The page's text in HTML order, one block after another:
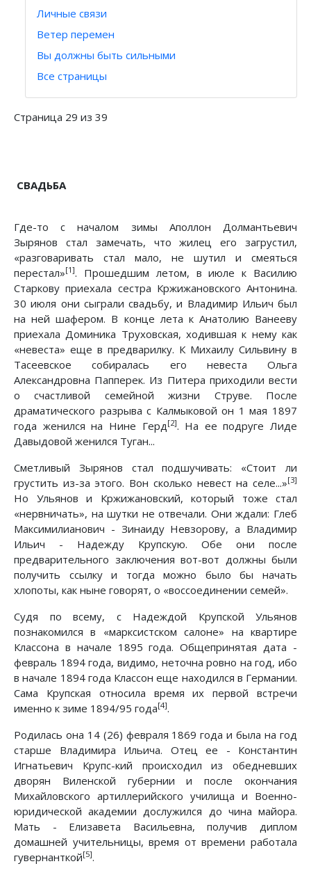
Личные связи
Ветер перемен
Вы должны быть сильными
Все страницы
Страница 29 из 39
СВАДЬБА
Где-то с началом зимы Аполлон Долмантьевич
Зырянов стал замечать, что жилец его загрустил,
«разговаривать стал мало, не шутил и смеяться
перестал»[1]. Прошедшим летом, в июле к Василию
Старкову приехала сестра Кржижановского Антонина.
30 июля они сыграли свадьбу, и Владимир Ильич был
на ней шафером. В конце лета к Анатолию Ванееву
приехала Доминика Труховская, ходившая к нему как
«невеста» еще в предварилку. К Михаилу Сильвину в
Тасеевское собиралась его невеста Ольга
Александровна Папперек. Из Питера приходили вести
о счастливой семейной жизни Струве. После
драматического разрыва с Калмыковой он 1 мая 1897
года женился на Нине Герд [2]. На ее подруге Лиде
Давыдовой женился Туган...
Сметливый Зырянов стал подшучивать: «Стоит ли
грустить из-за этого. Вон сколько невест на селе...»[3]
Но Ульянов и Кржижановский, который тоже стал
«нервничать», на шутки не отвечали. Они ждали: Глеб
Максимилианович - Зинаиду Невзорову, а Владимир
Ильич - Надежду Крупскую. Обе они после
предварительного заключения вот-вот должны были
получить ссылку и тогда можно было бы начать
хлопоты, как ныне говорят, о «воссоединении семей».
Судя по всему, с Надеждой Крупской Ульянов
познакомился в «марксистском салоне» на квартире
Классона в начале 1895 года. Общепринятая дата -
февраль 1894 года, видимо, неточна ровно на год, ибо
в начале 1894 года Классон еще находился в Германии.
Сама Крупская относила время их первой встречи
именно к зиме 1894/95 года[4].
Родилась она 14 (26) февраля 1869 года и была на год
старше Владимира Ильича. Отец ее - Константин
Игнатьевич Крупс-кий происходил из обедневших
дворян Виленской губернии и после окончания
Михайловского артиллерийского училища и Военно-
юридической академии дослужился до чина майора.
Мать - Елизавета Васильевна, получив диплом
домашней учительницы, время от времени работала
гувернанткой[5].